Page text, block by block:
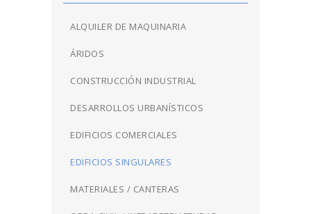
ALQUILER DE MAQUINARIA
ÁRIDOS
CONSTRUCCIÓN INDUSTRIAL
DESARROLLOS URBANÍSTICOS
EDIFICIOS COMERCIALES
EDIFICIOS SINGULARES
MATERIALES / CANTERAS